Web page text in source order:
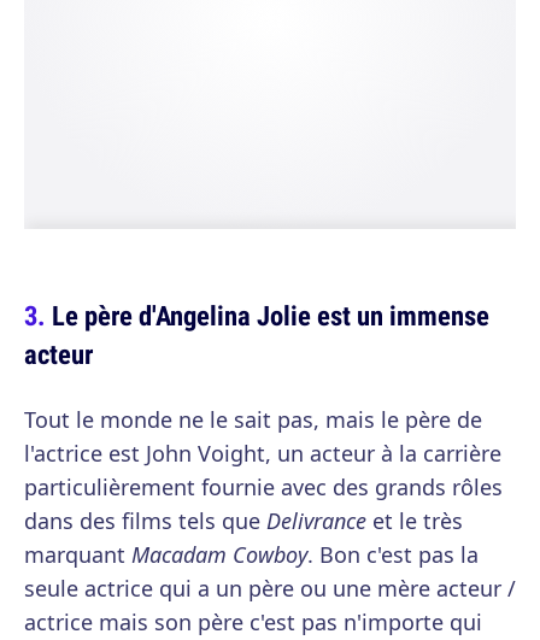
Le père d'Angelina Jolie est un immense
acteur
Tout le monde ne le sait pas, mais le père de
l'actrice est John Voight, un acteur à la carrière
particulièrement fournie avec des grands rôles
dans des films tels que Delivrance et le très
marquant Macadam Cowboy. Bon c'est pas la
seule actrice qui a un père ou une mère acteur /
actrice mais son père c'est pas n'importe qui